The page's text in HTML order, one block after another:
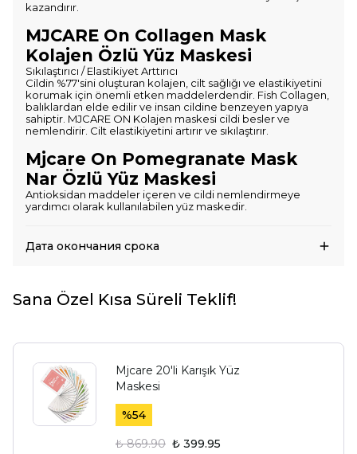
kazandırır.
MJCARE On Collagen Mask
Kolajen Özlü Yüz Maskesi
Sıkılaştırıcı / Elastikiyet Arttırıcı
Cildin %77'sini oluşturan kolajen, cilt sağlığı ve elastikiyetini
korumak için önemli etken maddelerdendir. Fish Collagen,
balıklardan elde edilir ve insan cildine benzeyen yapıya
sahiptir. MJCARE ON Kolajen maskesi cildi besler ve
nemlendirir. Cilt elastikiyetini artırır ve sıkılaştırır.
Mjcare On Pomegranate Mask
Nar Özlü Yüz Maskesi
Antioksidan maddeler içeren ve cildi nemlendirmeye
yardımcı olarak kullanılabilen yüz maskedir.
Дата окончания срока
Sana Özel Kısa Süreli Teklif!
Mjcare 20'li Karışık Yüz
Maskesi
%54
₺ 869.90 ₺ 399.95